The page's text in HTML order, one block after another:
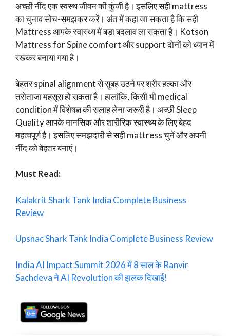
अच्छी नींद एक स्वस्थ जीवन की कुंजी है। इसलिए सही mattress
का चुनाव सोच-समझकर करें। अंत में कहा जा सकता है कि सही
Mattress आपके स्वास्थ्य में बड़ा बदलाव ला सकता है। Kotson
Mattress for Spine comfort और support दोनों को ध्यान में
रखकर बनाया गया है।
बेहतर spinal alignment से सुबह उठने पर शरीर हल्का और
तरोताजा महसूस हो सकता है। हालांकि, किसी भी medical
condition में विशेषज्ञ की सलाह लेना जरूरी है। अच्छी Sleep
Quality आपके मानसिक और शारीरिक स्वास्थ्य के लिए बेहद
महत्वपूर्ण है। इसलिए समझदारी से सही mattress चुनें और अपनी
नींद को बेहतर बनाएं।
Must Read:
Kalakrit Shark Tank India Complete Business
Review
Upsnac Shark Tank India Complete Business Review
India AI Impact Summit 2026 में 8 साल के Ranvir
Sachdeva ने AI Revolution की झलक दिखाई!